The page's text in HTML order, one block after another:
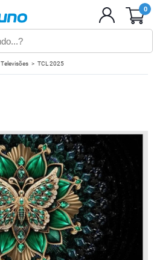
0
Televisões TCL 2025